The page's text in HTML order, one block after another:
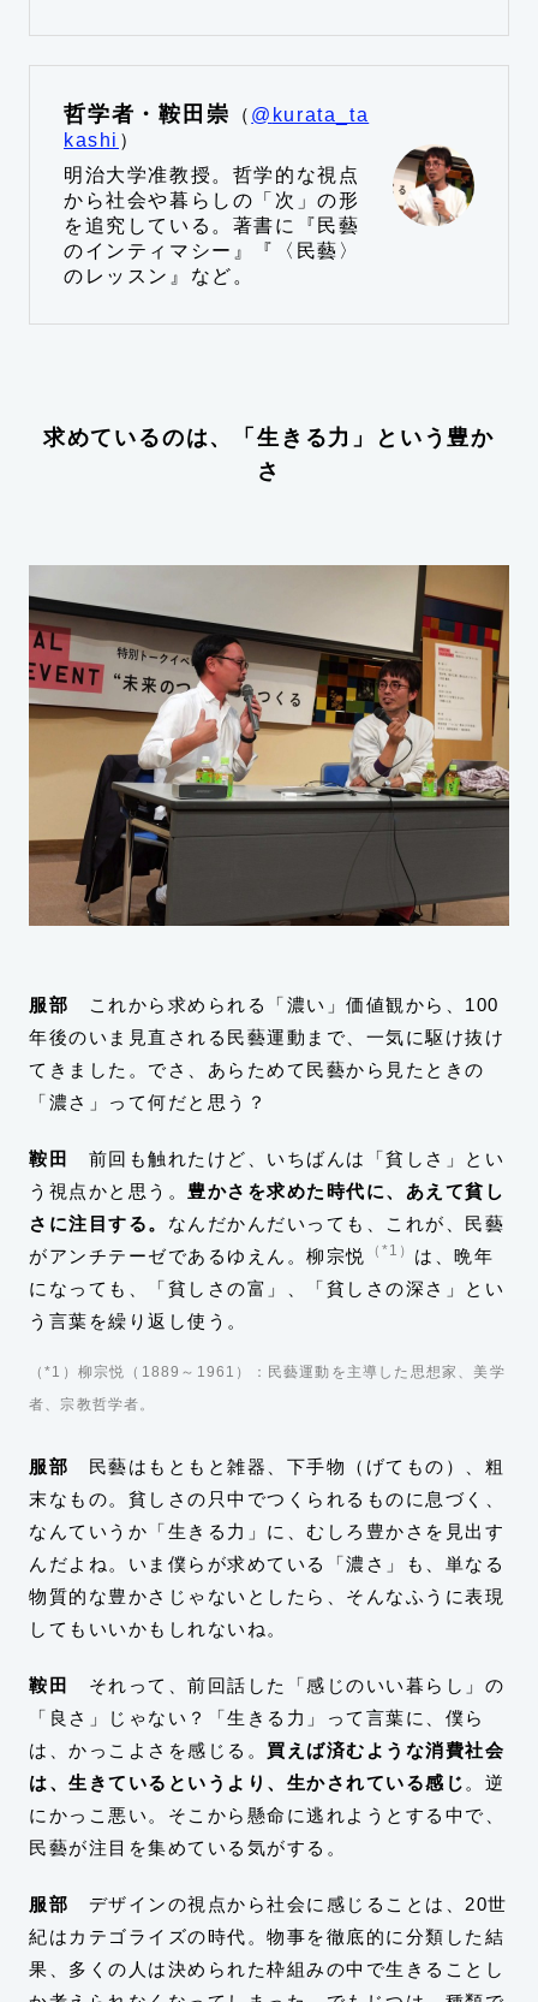
哲学者・鞍田崇 （ @ kurata_ta
kashi ）
明治大学准教授。哲学的な視点
から社会や暮らしの「次」の形
を追究している。著書に『民藝
のインティマシー』『〈民藝〉
のレッスン』など。
求めているのは、「生きる力」という豊か
さ
服部 これから求められる「濃い」価値観から、100
年後のいま見直される民藝運動まで、一気に駆け抜け
てきました。でさ、あらためて民藝から見たときの
「濃さ」って何だと思う？
鞍田
前回も触れたけど、いちばんは「貧しさ」とい
う視点かと思う。 豊かさを求めた時代に、あえて貧し
さに注目する。 なんだかんだいっても、これが、民藝
がアンチテーゼであるゆえん。柳宗悦
（*1） は、晩年
になっても、「貧しさの富」、「貧しさの深さ」とい
う言葉を繰り返し使う。
（*1）柳宗悦（1889～1961）：民藝運動を主導した思想家、美学
者、宗教哲学者。
服部 民藝はもともと雑器、下手物（げてもの）、粗
末なもの。貧しさの只中でつくられるものに息づく、
なんていうか「生きる力」に、むしろ豊かさを見出す
んだよね。いま僕らが求めている「濃さ」も、単なる
物質的な豊かさじゃないとしたら、そんなふうに表現
してもいいかもしれないね。
鞍田
それって、前回話した「感じのいい暮らし」の
「良さ」じゃない？「生きる力」って言葉に、僕ら
は、かっこよさを感じる。 買えば済むような消費社会
は、生きているというより、生かされている感じ 。逆
にかっこ悪い。そこから懸命に逃れようとする中で、
民藝が注目を集めている気がする。
服部 デザインの視点から社会に感じることは、20世
紀はカテゴライズの時代。物事を徹底的に分類した結
果、多くの人は決められた枠組みの中で生きることし